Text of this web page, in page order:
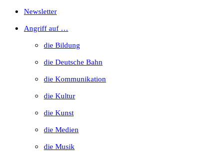
search
panel.
Newsletter
Angriff auf …
die Bildung
die Deutsche Bahn
die Kommunikation
die Kultur
die Kunst
die Medien
die Musik